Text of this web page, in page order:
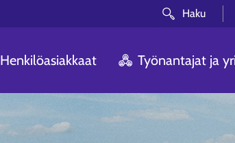
Haku
Henkilöasiakkaat Työnantajat ja